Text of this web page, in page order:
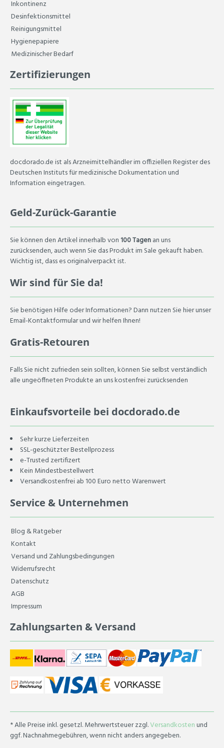
Inkontinenz
Desinfektionsmittel
Reinigungsmittel
Hygienepapiere
Medizinischer Bedarf
Zertifizierungen
docdorado.de ist als Arzneimittelhändler im offiziellen Register des
Deutschen Instituts für medizinische Dokumentation und
Information eingetragen.
Geld-Zurück-Garantie
Sie können den Artikel innerhalb von100 Tagenan uns
zurücksenden, auch wenn Sie das Produkt im Sale gekauft haben.
Wichtig ist, dass es originalverpackt ist.
Wir sind für Sie da!
Sie benötigen Hilfe oder Informationen? Dann nutzen Sie hier unser
Email-Kontaktformular und wir helfen Ihnen!
Gratis-Retouren
Falls Sie nicht zufrieden sein sollten, können Sie selbst verständlich
alle ungeöffneten Produkte an uns kostenfrei zurücksenden
Einkaufsvorteile bei docdorado.de
Sehr kurze Lieferzeiten
SSL-geschützter Bestellprozess
e-Trusted zertifizert
Kein Mindestbestellwert
Versandkostenfrei ab 100 Euro netto Warenwert
Service & Unternehmen
Blog & Ratgeber
Kontakt
Versand und Zahlungsbedingungen
Widerrufsrecht
Datenschutz
AGB
Impressum
Zahlungsarten & Versand
* Alle Preise inkl. gesetzl. Mehrwertsteuer zzgl.Versandkostenund
ggf. Nachnahmegebühren, wenn nicht anders angegeben.